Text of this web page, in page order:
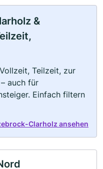
&
Teilzeit, zur
auch für
Einfach filtern
Clarholz ansehen